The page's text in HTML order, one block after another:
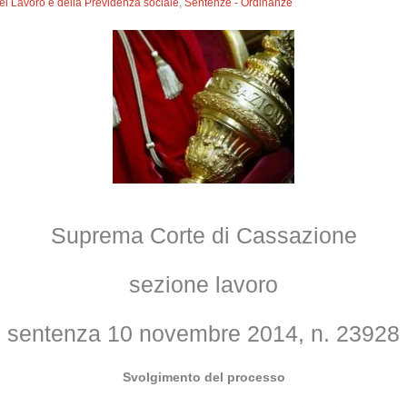
Lavoro e della Previdenza sociale,Sentenze - Ordinanze
Suprema Corte di Cassazione
sezione lavoro
sentenza 10 novembre 2014, n. 23928
Svolgimento del processo